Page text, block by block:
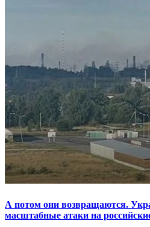
А потом они возвращаются.
масштабные атаки на